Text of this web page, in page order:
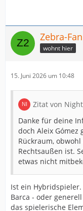
Zebra-
wohnt hier
15. Juni 2026 um 10:48
Zitat von
Danke für deine
doch Aleix Gómez
Rückraum,
Rechtsaußen ist.
etwas nicht
Ist ein
Barca - oder
das spielerische